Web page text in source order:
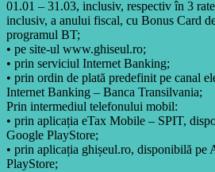
01.01 – 31.03, inclusiv, respectiv în 3
inclusiv, a anului fiscal, cu Bonus Card
programul BT;
• pe site-ul www.ghiseul.ro;
• prin serviciul Internet Banking;
• prin ordin de plată predefinit pe canal
Internet Banking – Banca Transilvania;
Prin intermediul telefonului mobil:
• prin aplicația eTax Mobile – SPIT,
Google PlayStore;
• prin aplicația ghișeul.ro, disponibilă pe
PlayStore;